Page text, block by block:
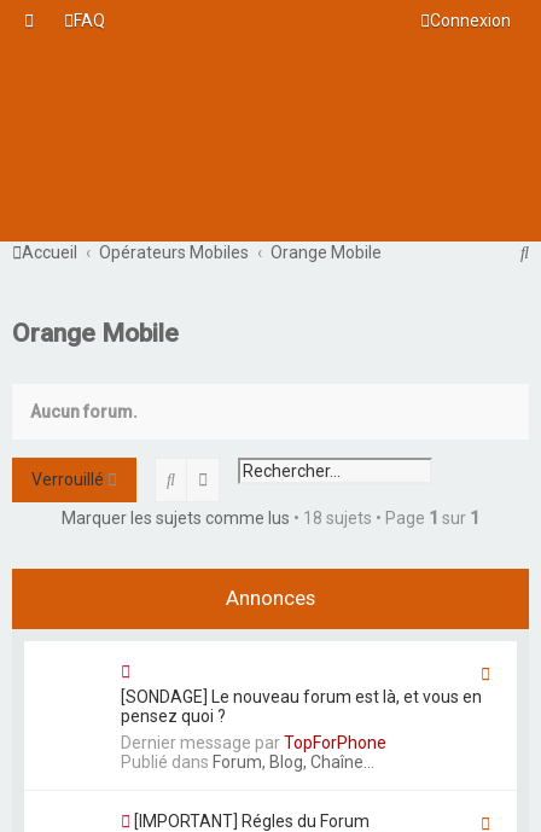
FAQ Connexion
Accueil Opérateurs Mobiles Orange Mobile
R
Orange Mobile
Aucun forum.
Verrouillé RechercherRecherche avancée
Marquer les sujets comme lus • 18 sujets • Page 1 sur 1
Annonces
[SONDAGE] Le nouveau forum est là, et vous en
pensez quoi ?
Dernier message parTopForPhone
Publié dans Forum, Blog, Chaîne...
[IMPORTANT] Régles du Forum